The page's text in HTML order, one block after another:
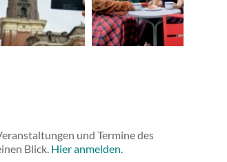
und Termine des
Blick. Hier anmelden.